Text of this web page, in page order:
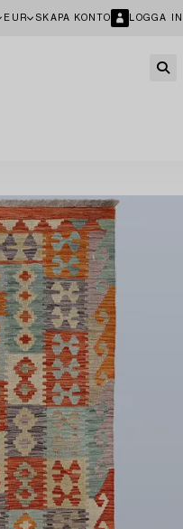
EUR SKAPA KONTO LOGGA IN